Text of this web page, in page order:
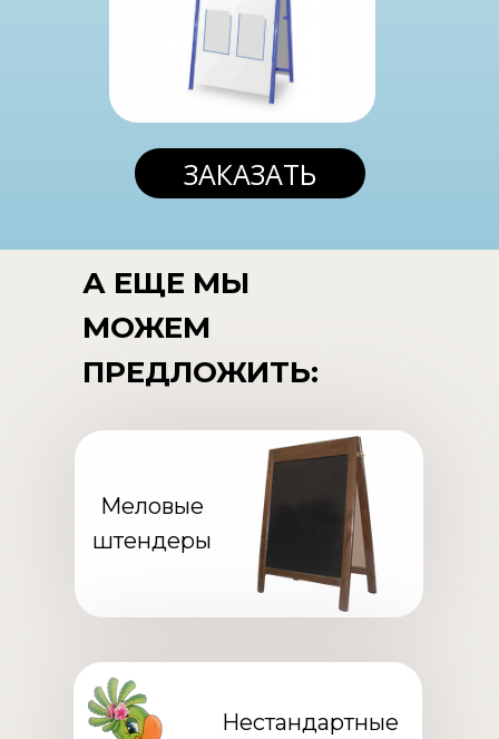
ЗАКАЗАТЬ
Меловые
штендеры
Нестандартные
А ЕЩЕ МЫ
МОЖЕМ
ПРЕДЛОЖИТЬ: